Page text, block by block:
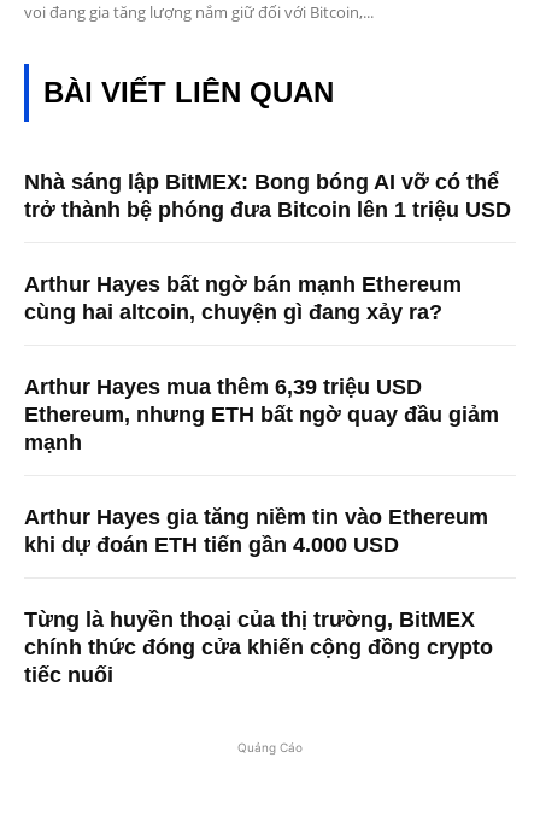
voi đang gia tăng lượng nắm giữ đối với Bitcoin,...
BÀI VIẾT LIÊN QUAN
Nhà sáng lập BitMEX: Bong bóng AI vỡ có thể
trở thành bệ phóng đưa Bitcoin lên 1 triệu USD
Arthur Hayes bất ngờ bán mạnh Ethereum
cùng hai altcoin, chuyện gì đang xảy ra?
Arthur Hayes mua thêm 6,39 triệu USD
Ethereum, nhưng ETH bất ngờ quay đầu giảm
mạnh
Arthur Hayes gia tăng niềm tin vào Ethereum
khi dự đoán ETH tiến gần 4.000 USD
Từng là huyền thoại của thị trường, BitMEX
chính thức đóng cửa khiến cộng đồng crypto
tiếc nuối
Quảng Cáo